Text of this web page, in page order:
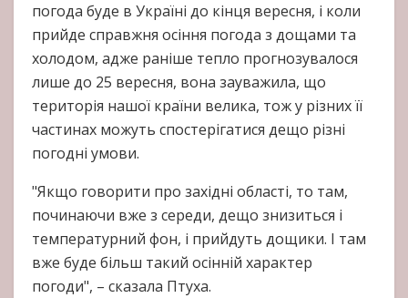
погода буде в Україні до кінця вересня, і коли
прийде справжня осіння погода з дощами та
холодом, адже раніше тепло прогнозувалося
лише до 25 вересня, вона зауважила, що
територія нашої країни велика, тож у різних її
частинах можуть спостерігатися дещо різні
погодні умови.
"Якщо говорити про західні області, то там,
починаючи вже з середи, дещо знизиться і
температурний фон, і прийдуть дощики. І там
вже буде більш такий осінній характер
погоди", – сказала Птуха.